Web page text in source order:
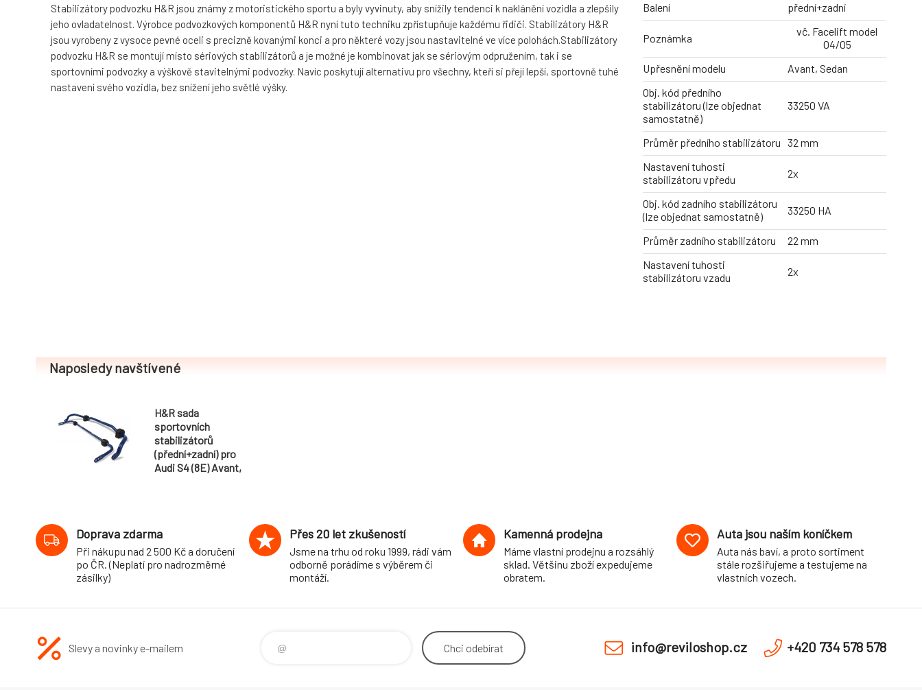
Stabilizátory podvozku H&R jsou známy z motoristického sportu a byly vyvinuty, aby snížily tendenci k naklánění vozidla a zlepšily
jeho ovladatelnost. Výrobce podvozkových komponentů H&R nyní tuto techniku zpřístupňuje každému řidiči. Stabilizátory H&R
jsou vyrobeny z vysoce pevné oceli s precizně kovanými konci a pro některé vozy jsou nastavitelné ve více polohách.Stabilizátory
podvozku H&R se montují místo sériových stabilizátorů a je možné je kombinovat jak se sériovým odpružením, tak i se
sportovními podvozky a výškově stavitelnými podvozky. Navíc poskytují alternativu pro všechny, kteří si přejí lepší, sportovně tuhé
nastavení svého vozidla, bez snížení jeho světlé výšky.
Balení
přední+zadní
Poznámka
vč. Facelift model
04/05
Upřesnění modelu
Avant, Sedan
Obj. kód předního
stabilizátoru (lze objednat
samostatně)
33250 VA
Průměr předního stabilizátoru 32 mm
Nastavení tuhosti
stabilizátoru vpředu
2x
Obj. kód zadního stabilizátoru
(lze objednat samostatně)
33250 HA
Průměr zadního stabilizátoru
22 mm
Nastavení tuhosti
stabilizátoru vzadu
2x
Naposledy navštívené
H&R sada
sportovních
stabilizátorů
(přední+zadní) pro
Audi S4 (8E) Avant,
Doprava zdarma
Při nákupu nad 2 500 Kč a doručení
po ČR. (Neplatí pro nadrozměrné
zásilky)
Přes 20 let zkušeností
Jsme na trhu od roku 1999, rádi vám
odborně porádíme s výběrem či
montáží.
Kamenná prodejna
Máme vlastní prodejnu a rozsáhlý
sklad. Většinu zboží expedujeme
obratem.
Auta jsou naším koníčkem
Auta nás baví, a proto sortiment
stále rozšiřujeme a testujeme na
vlastních vozech.
Slevy a novinky e-mailem Chci odebírat info@reviloshop.cz +420 734 578 578